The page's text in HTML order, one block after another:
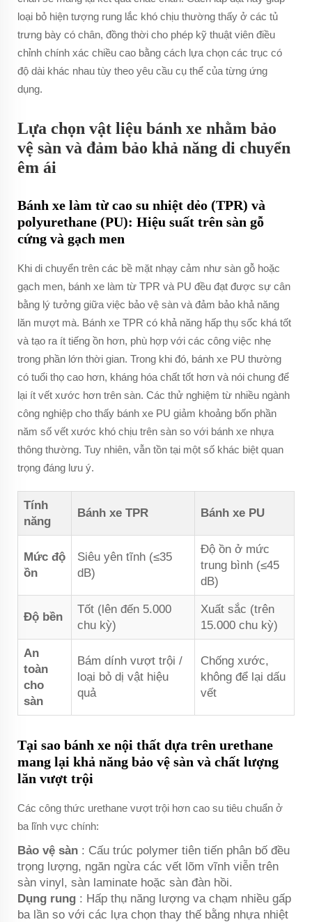
loại bỏ hiện tượng rung lắc khó chịu thường thấy ở các tủ
trưng bày có chân, đồng thời cho phép kỹ thuật viên điều
chỉnh chính xác chiều cao bằng cách lựa chọn các trục có
độ dài khác nhau tùy theo yêu cầu cụ thể của từng ứng
dụng.
Lựa chọn vật liệu bánh xe nhằm bảo
vệ sàn và đảm bảo khả năng di chuyển
êm ái
Bánh xe làm từ cao su nhiệt dẻo (TPR) và
polyurethane (PU): Hiệu suất trên sàn gỗ
cứng và gạch men
Khi di chuyển trên các bề mặt nhạy cảm như sàn gỗ hoặc
gạch men, bánh xe làm từ TPR và PU đều đạt được sự cân
bằng lý tưởng giữa việc bảo vệ sàn và đảm bảo khả năng
lăn mượt mà. Bánh xe TPR có khả năng hấp thụ sốc khá tốt
và tạo ra ít tiếng ồn hơn, phù hợp với các công việc nhẹ
trong phần lớn thời gian. Trong khi đó, bánh xe PU thường
có tuổi thọ cao hơn, kháng hóa chất tốt hơn và nói chung để
lại ít vết xước hơn trên sàn. Các thử nghiệm từ nhiều ngành
công nghiệp cho thấy bánh xe PU giảm khoảng bốn phần
năm số vết xước khó chịu trên sàn so với bánh xe nhựa
thông thường. Tuy nhiên, vẫn tồn tại một số khác biệt quan
trọng đáng lưu ý.
Tính
năng
Bánh xe TPR Bánh xe PU
Mức độ
ồn
Siêu yên tĩnh (≤35
dB)
Độ ồn ở mức
trung bình (≤45
dB)
Độ bền
Tốt (lên đến 5.000
chu kỳ)
Xuất sắc (trên
15.000 chu kỳ)
An
toàn
cho
sàn
Bám dính vượt trội /
loại bỏ dị vật hiệu
quả
Chống xước,
không để lại dấu
vết
Tại sao bánh xe nội thất dựa trên urethane
mang lại khả năng bảo vệ sàn và chất lượng
lăn vượt trội
Các công thức urethane vượt trội hơn cao su tiêu chuẩn ở
ba lĩnh vực chính:
Bảo vệ sàn : Cấu trúc polymer tiên tiến phân bố đều
trọng lượng, ngăn ngừa các vết lõm vĩnh viễn trên
sàn vinyl, sàn laminate hoặc sàn đàn hồi.
Dụng rung : Hấp thụ năng lượng va chạm nhiều gấp
ba lần so với các lựa chọn thay thế bằng nhựa nhiệt